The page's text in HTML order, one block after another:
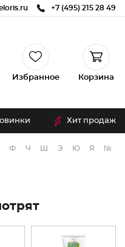
+7 (495) 215 28 49
Избранное Корзина
Хит продаж
Ф Ч Э Ю Я №